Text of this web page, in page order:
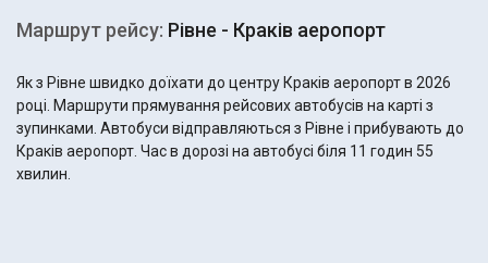
Маршрут рейсу: Рівне - Краків аеропорт
Як з Рівне швидко доїхати до центру Краків аеропорт в 2026
році. Маршрути прямування рейсових автобусів на карті з
зупинками. Автобуси відправляються з Рівне і прибувають до
Краків аеропорт. Час в дорозі на автобусі біля 11 годин 55
хвилин.